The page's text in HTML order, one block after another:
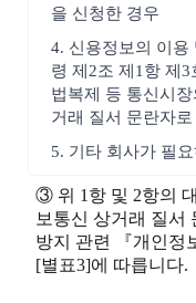
을 신청한 경우
4. 신용정보의 이용
령 제2조 제1항 제
법복제 등 통신시
거래 질서 문란자
5. 기타 회사가 필
③ 위 1항 및 2항의
보통신 상거래 질서
방지 관련 『개인정
[별표3]에 따릅니다.